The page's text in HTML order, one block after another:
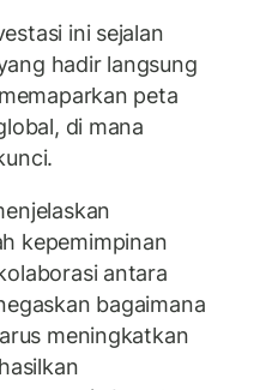
ini sejalan
hadir langsung
peta
di mana
kepemimpinan
antara
bagaimana
meningkatkan